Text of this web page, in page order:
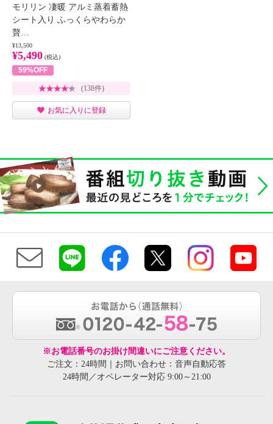
モリリン 凄暖 アルミ蒸着蓄熱
シート入り ふっくらやわらか
贅…
¥13,500
¥5,490 (税込)
59%OFF
(138件)
お気に入りに登録
※お電話番号のお掛け間違いにご注意ください。
ご注文：24時間｜お問い合わせ：音声自動応答
24時間／オペレーター対応 9:00～21:00